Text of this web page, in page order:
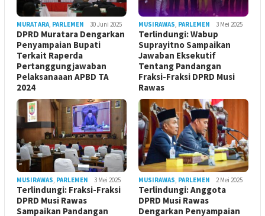
MURATARA PARLEMEN 30 Juni 2025
DPRD Muratara Dengarkan
Penyampaian Bupati
Terkait Raperda
Pertanggungjawaban
Pelaksanaaan APBD TA
2024
MUSIRAWAS PARLEMEN 3 Mei 2025
Terlindungi: Wabup
Suprayitno Sampaikan
Jawaban Eksekutif
Tentang Pandangan
Fraksi-Fraksi DPRD Musi
Rawas
MUSIRAWAS PARLEMEN 3 Mei 2025
Terlindungi: Fraksi-Fraksi
DPRD Musi Rawas
Sampaikan Pandangan
MUSIRAWAS PARLEMEN 2 Mei 2025
Terlindungi: Anggota
DPRD Musi Rawas
Dengarkan Penyampaian